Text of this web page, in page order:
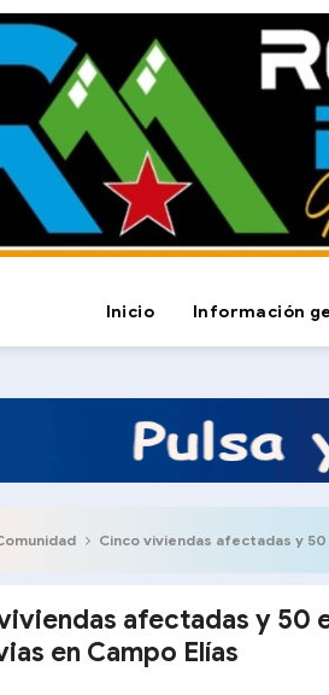
Inicio Información
Cinco viviendas afectadas y 50 en
afectadas y 50
en Campo Elías